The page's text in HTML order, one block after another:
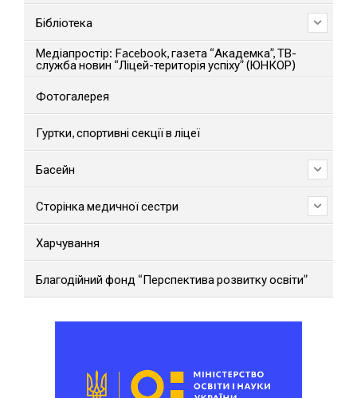
Бібліотека
Медіапростір: Facebook, газета “Академка”, ТВ-
служба новин “Ліцей-територія успіху” (ЮНКОР)
Фотогалерея
Гуртки, спортивні секції в ліцеї
Басейн
Сторінка медичної сестри
Харчування
Благодійний фонд “Перспектива розвитку освіти”